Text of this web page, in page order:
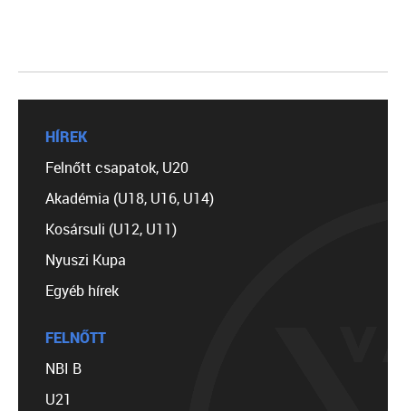
HÍREK
Felnőtt csapatok, U20
Akadémia (U18, U16, U14)
Kosársuli (U12, U11)
Nyuszi Kupa
Egyéb hírek
FELNŐTT
NBI B
U21